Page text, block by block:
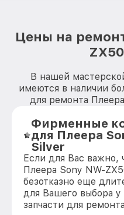
Цены на
В нашей
имеются в наличии
для ремонта
Фирменные
для Плеера
Silver
Если для Вас важно,
Плеера Sony NW-
безотказно еще
для Вашего выбора у
запчасти для